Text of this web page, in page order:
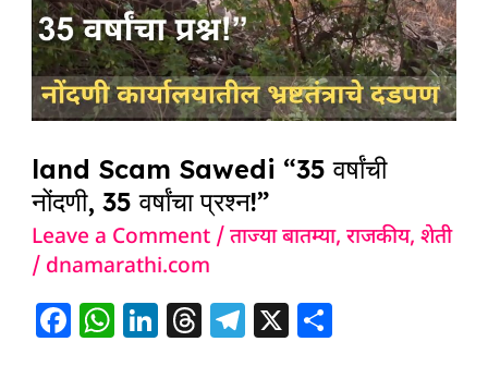
land Scam Sawedi “35 वर्षांची
नोंदणी, 35 वर्षांचा प्रश्न!”
Leave a Comment /ताज्या बातम्या,राजकीय,शेती
/ dnamarathi.com
F W Li T T X
वर्षांची
नोंदणी,
35
प्रश्न!”